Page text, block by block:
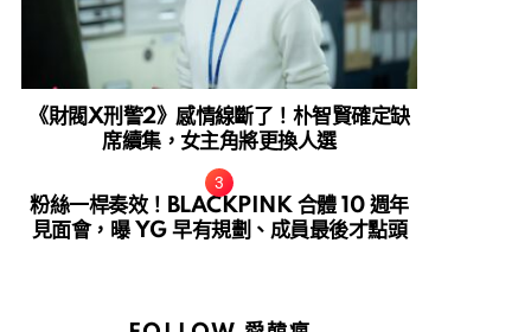
《財閥X刑警2》感情線斷了！朴智賢確定缺
席續集，女主角將更換人選
粉絲一桿奏效！BLACKPINK 合體 10 週年
見面會，曝 YG 早有規劃、成員最後才點頭